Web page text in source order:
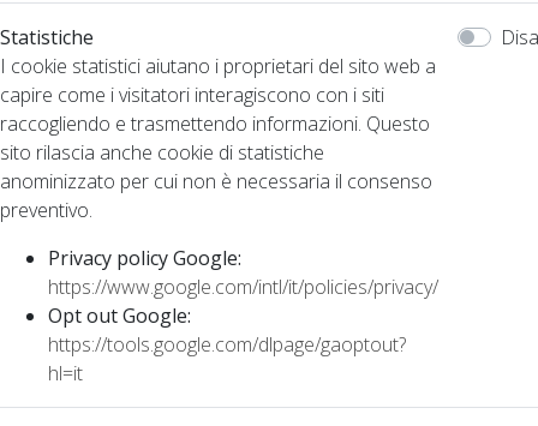
Statistiche
I cookie statistici aiutano i proprietari del sito web a
capire come i visitatori interagiscono con i siti
raccogliendo e trasmettendo informazioni. Questo
sito rilascia anche cookie di statistiche
anominizzato per cui non è necessaria il consenso
preventivo.
Privacy policy Google:
https://www.google.com/intl/it/policies/privacy/
Opt out Google:
https://tools.google.com/dlpage/gaoptout?
hl=it